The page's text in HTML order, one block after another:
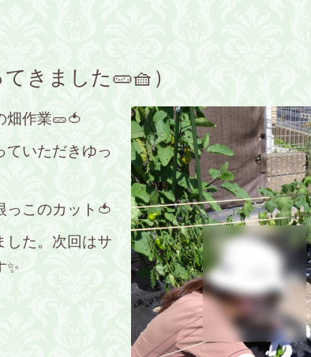
きました🥒🧺）
畑作業🥒🍅
いただきゆっ
っこのカット🍅
した。次回はサ
✨